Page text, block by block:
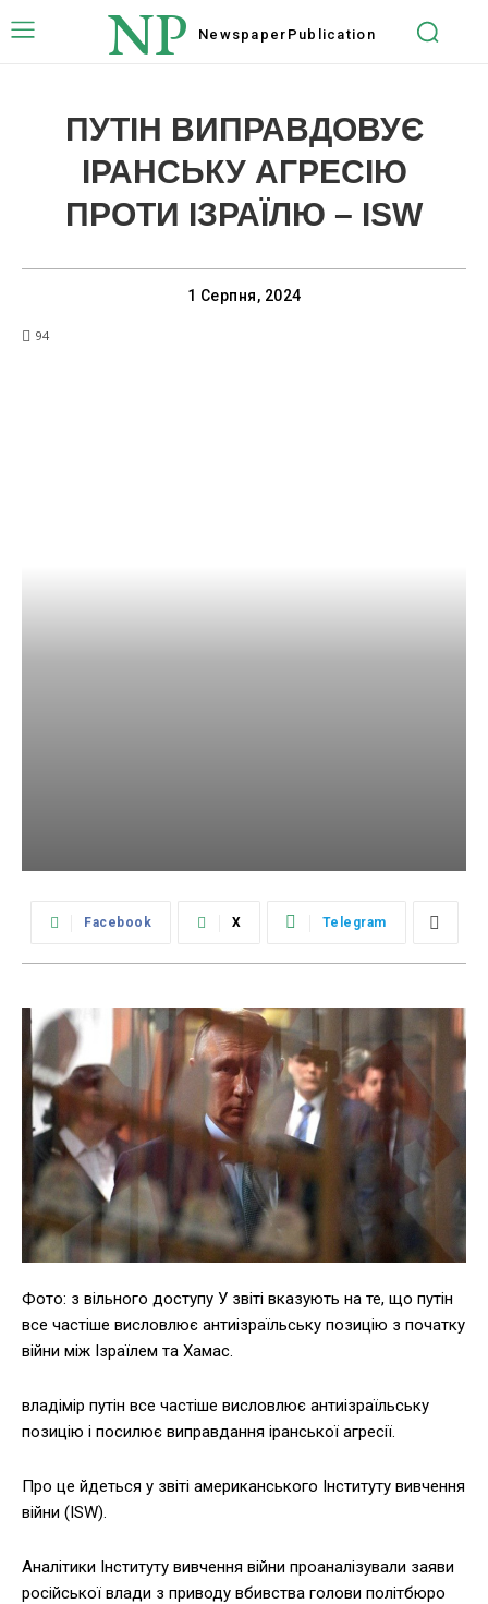
NP Newspaper Publication
ПУТІН ВИПРАВДОВУЄ
ІРАНСЬКУ АГРЕСІЮ
ПРОТИ ІЗРАЇЛЮ – ISW
1 Серпня, 2024
94
Facebook X Telegram
Фото: з вільного доступу У звіті вказують на те, що путін
все частіше висловлює антиізраїльську позицію з початку
війни між Ізраїлем та Хамас.
владімір путін все частіше висловлює антиізраїльську
позицію і посилює виправдання іранської агресії.
Про це йдеться у звіті американського Інституту вивчення
війни (ISW).
Аналітики Інституту вивчення війни проаналізували заяви
російської влади з приводу вбивства голови політбюро